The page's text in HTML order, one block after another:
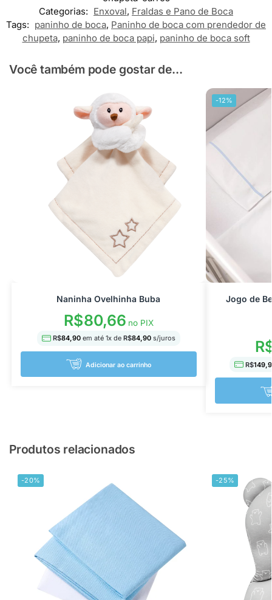
Categorias: Enxoval, Fraldas e Pano de Boca
Tags: paninho de boca, Paninho de boca com prendedor de
chupeta, paninho de boca papi, paninho de boca soft
Você também pode gostar de...
Naninha Ovelhinha Buba
R$80,66no PIX
R$84,90 em até 1x de R$84,90s/juros
Adicionar ao carrinho
-12%
Jogo de
R$
Produtos relacionados
-20% -25%